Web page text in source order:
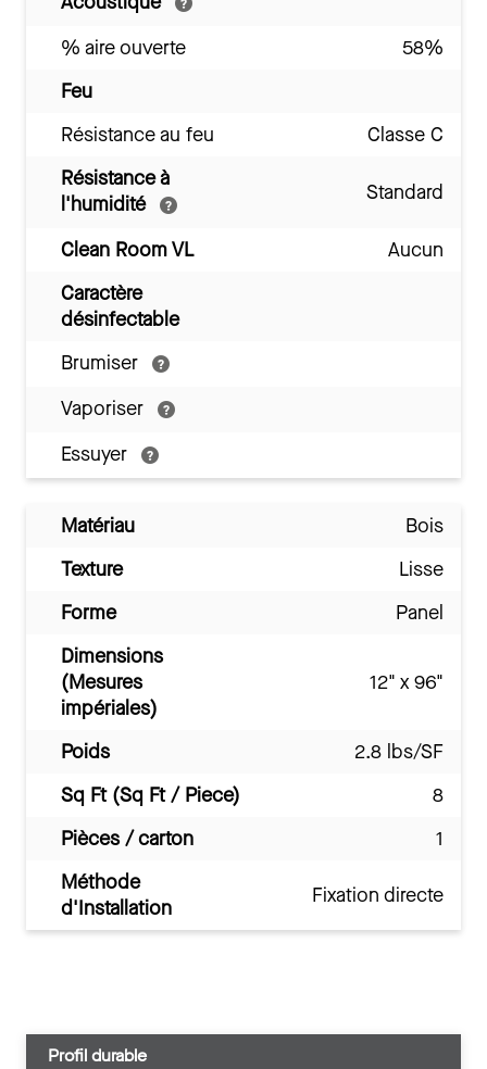
% aire ouverte
58%
Feu
Résistance au feu
Classe C
Résistance à
l'humidité
Standard
Clean Room VL
Aucun
Caractère
désinfectable
Brumiser
Vaporiser
Essuyer
Matériau
Bois
Texture
Lisse
Forme
Panel
Dimensions
(Mesures
impériales)
12" x 96"
Poids
2.8 lbs/SF
Sq Ft (Sq Ft / Piece)
8
Pièces / carton
1
Méthode
d'Installation
Fixation directe
Profil durable